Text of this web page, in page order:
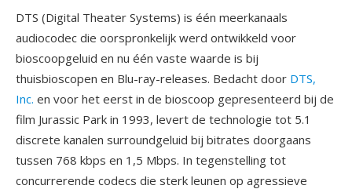
DTS (Digital Theater Systems) is één meerkanaals
audiocodec die oorspronkelijk werd ontwikkeld voor
bioscoopgeluid en nu één vaste waarde is bij
thuisbioscopen en Blu-ray-releases. Bedacht door DTS,
Inc. en voor het eerst in de bioscoop gepresenteerd bij de
film Jurassic Park in 1993, levert de technologie tot 5.1
discrete kanalen surroundgeluid bij bitrates doorgaans
tussen 768 kbps en 1,5 Mbps. In tegenstelling tot
concurrerende codecs die sterk leunen op agressieve